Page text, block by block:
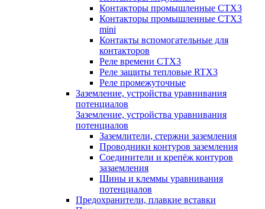
Контакторы промышленные CTX3
Контакторы промышленные CTX3
mini
Контакты вспомогательные для
контакторов
Реле времени CTX3
Реле защиты тепловые RTX3
Реле промежуточные
Заземление, устройства уравнивания
потенциалов
Заземление, устройства уравнивания
потенциалов
Заземлители, стержни заземления
Проводники контуров заземления
Соединители и крепёж контуров
зазаемления
Шины и клеммы уравнивания
потенциалов
Предохранители, плавкие вставки